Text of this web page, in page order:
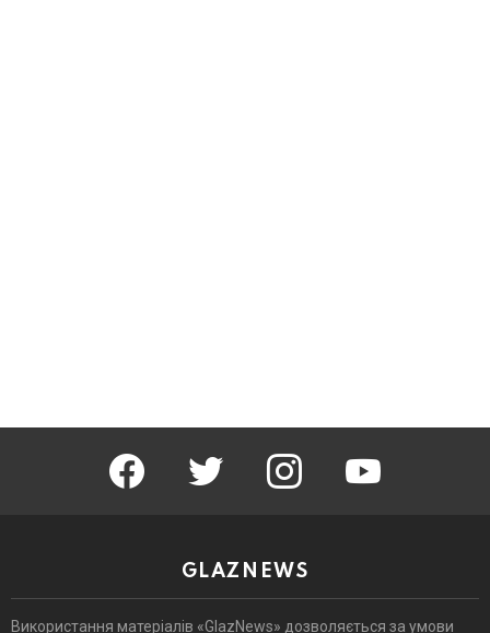
facebook twitter instagram youtube
GLAZNEWS
Використання матеріалів «GlazNews» дозволяється за умови